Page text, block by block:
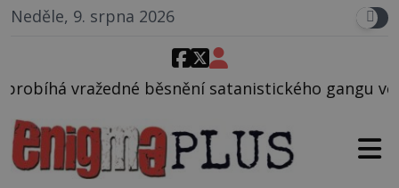
Neděle, 9. srpna 2026
satanistického gangu vedeného Charlesem